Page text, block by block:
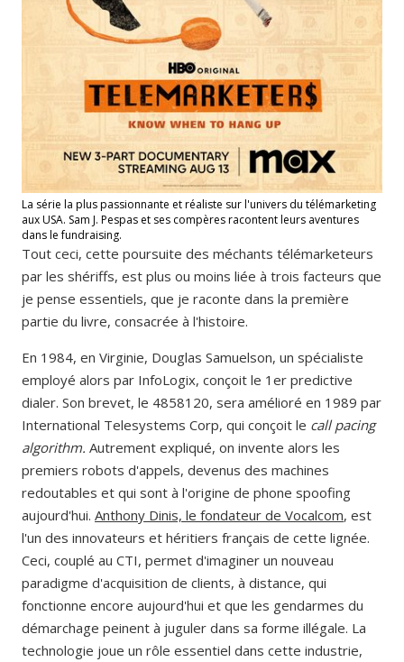
La série la plus passionnante et réaliste sur l'univers du télémarketing
aux USA. Sam J. Pespas et ses compères racontent leurs aventures
dans le fundraising.
Tout ceci, cette poursuite des méchants télémarketeurs
par les shériffs, est plus ou moins liée à trois facteurs que
je pense essentiels, que je raconte dans la première
partie du livre, consacrée à l'histoire.
En 1984, en Virginie, Douglas Samuelson, un spécialiste
employé alors par InfoLogix, conçoit le 1er predictive
dialer. Son brevet, le 4858120, sera amélioré en 1989 par
International Telesystems Corp, qui conçoit le call pacing
algorithm. Autrement expliqué, on invente alors les
premiers robots d'appels, devenus des machines
redoutables et qui sont à l'origine de phone spoofing
aujourd'hui. Anthony Dinis, le fondateur de Vocalcom, est
l'un des innovateurs et héritiers français de cette lignée.
Ceci, couplé au CTI, permet d'imaginer un nouveau
paradigme d'acquisition de clients, à distance, qui
fonctionne encore aujourd'hui et que les gendarmes du
démarchage peinent à juguler dans sa forme illégale. La
technologie joue un rôle essentiel dans cette industrie,